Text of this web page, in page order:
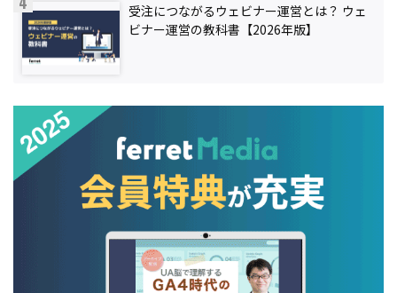
受注につながるウェビナー運営とは？ ウェ
ビナー運営の教科書【2026年版】